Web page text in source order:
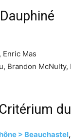
Enric Mas
Brandon
> Beauchastel